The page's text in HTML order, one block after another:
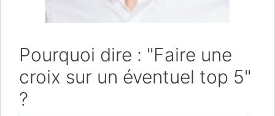
Pourquoi dire : "Faire une
croix sur un éventuel top 5"
?